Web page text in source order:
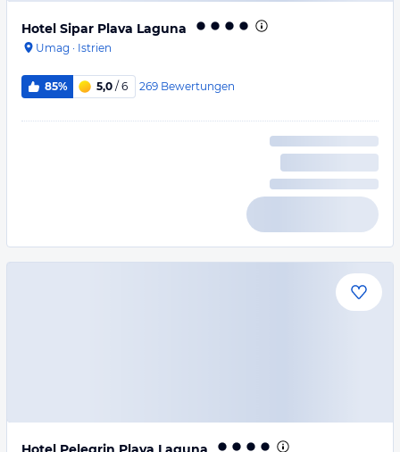
Hotel Sipar Plava Laguna
Umag · Istrien
85% 5,0 / 6 269 Bewertungen